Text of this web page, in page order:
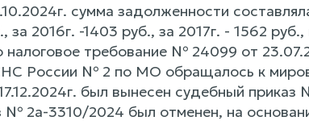
сумма задолженности
за 2016г. -1403 руб., за 2017г. - 1562
налоговое требование № 24099 от
России № 2 по МО обращалось к
был вынесен судебный
№ 2а-3310/2024 был отменен, на